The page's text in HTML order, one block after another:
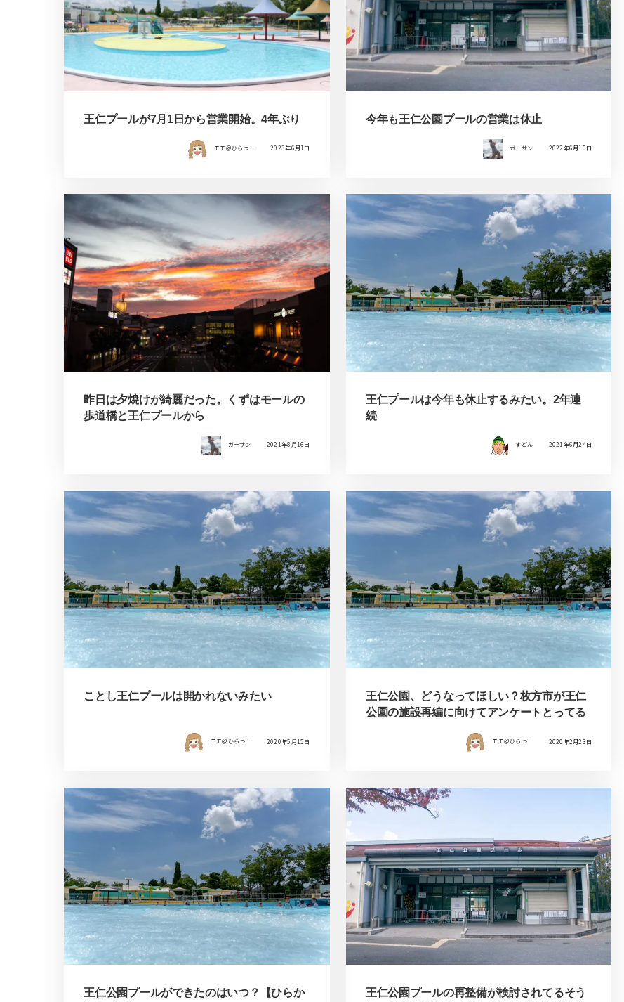
王仁プールが7月1日から営業開始。4年ぶり
モモ＠ひらつー 2023年6月1日
今年も王仁公園プールの営業は休止
ガーサン 2022年6月10日
昨日は夕焼けが綺麗だった。くずはモールの
歩道橋と王仁プールから
ガーサン 2021年8月16日
王仁プールは今年も休止するみたい。2年連
続
すどん 2021年6月24日
ことし王仁プールは開かれないみたい
モモ＠ひらつー 2020年5月15日
王仁公園、どうなってほしい？枚方市が王仁
公園の施設再編に向けてアンケートとってる
モモ＠ひらつー 2020年2月23日
王仁公園プールができたのはいつ？【ひらか
王仁公園プールの再整備が検討されてるそう